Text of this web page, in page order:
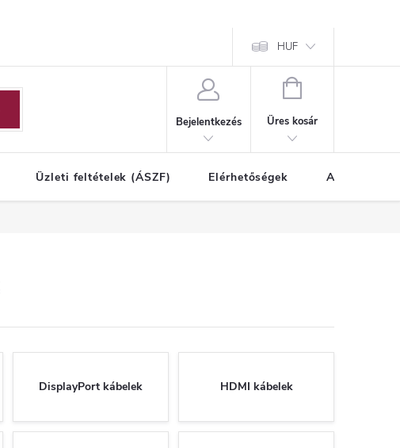
HUF
Bejelentkezés
KOSÁR
Üres kosár
Üzleti feltételek (ÁSZF) Elérhetőségek A vásárlás
DisplayPort kábelek HDMI kábelek